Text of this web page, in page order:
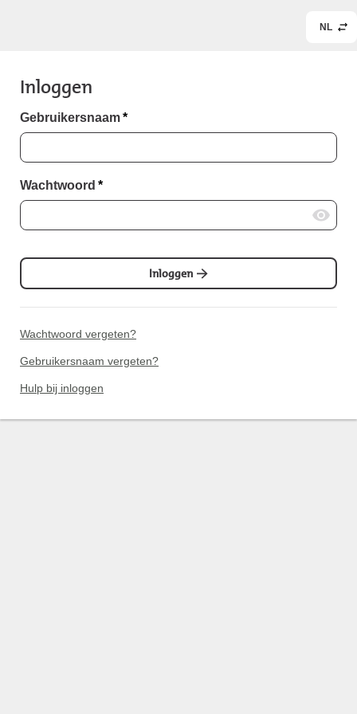
NL
Inloggen
Gebruikersnaam*
Wachtwoord *
Inloggen
Wachtwoord vergeten?
Gebruikersnaam vergeten?
Hulp bij inloggen